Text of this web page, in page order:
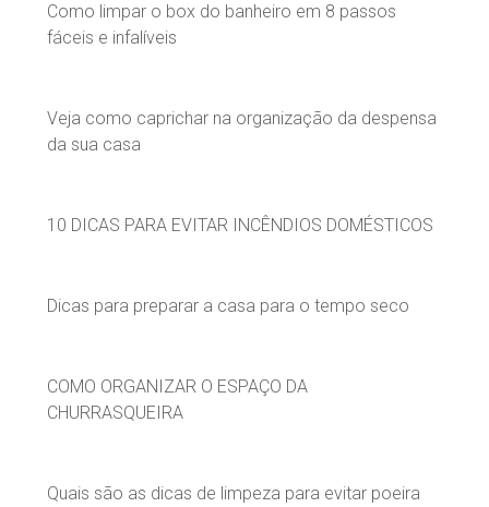
Como limpar o box do banheiro em 8 passos
fáceis e infalíveis
Veja como caprichar na organização da despensa
da sua casa
10 DICAS PARA EVITAR INCÊNDIOS DOMÉSTICOS
Dicas para preparar a casa para o tempo seco
COMO ORGANIZAR O ESPAÇO DA
CHURRASQUEIRA
Quais são as dicas de limpeza para evitar poeira